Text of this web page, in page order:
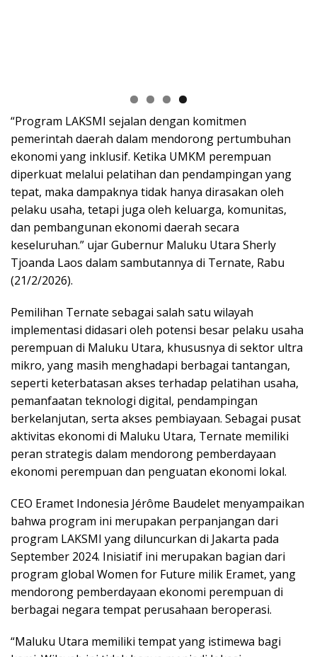
“Program LAKSMI sejalan dengan komitmen
pemerintah daerah dalam mendorong pertumbuhan
ekonomi yang inklusif. Ketika UMKM perempuan
diperkuat melalui pelatihan dan pendampingan yang
tepat, maka dampaknya tidak hanya dirasakan oleh
pelaku usaha, tetapi juga oleh keluarga, komunitas,
dan pembangunan ekonomi daerah secara
keseluruhan.” ujar Gubernur Maluku Utara Sherly
Tjoanda Laos dalam sambutannya di Ternate, Rabu
(21/2/2026).
Pemilihan Ternate sebagai salah satu wilayah
implementasi didasari oleh potensi besar pelaku usaha
perempuan di Maluku Utara, khususnya di sektor ultra
mikro, yang masih menghadapi berbagai tantangan,
seperti keterbatasan akses terhadap pelatihan usaha,
pemanfaatan teknologi digital, pendampingan
berkelanjutan, serta akses pembiayaan. Sebagai pusat
aktivitas ekonomi di Maluku Utara, Ternate memiliki
peran strategis dalam mendorong pemberdayaan
ekonomi perempuan dan penguatan ekonomi lokal.
CEO Eramet Indonesia Jérôme Baudelet menyampaikan
bahwa program ini merupakan perpanjangan dari
program LAKSMI yang diluncurkan di Jakarta pada
September 2024. Inisiatif ini merupakan bagian dari
program global Women for Future milik Eramet, yang
mendorong pemberdayaan ekonomi perempuan di
berbagai negara tempat perusahaan beroperasi.
“Maluku Utara memiliki tempat yang istimewa bagi